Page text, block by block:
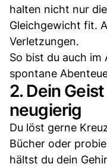
halten nicht nur
Gleichgewicht fit.
Verletzungen.
So bist du auch
spontane
2. Dein
neugierig
Du löst gerne
Bücher oder
hältst du dein